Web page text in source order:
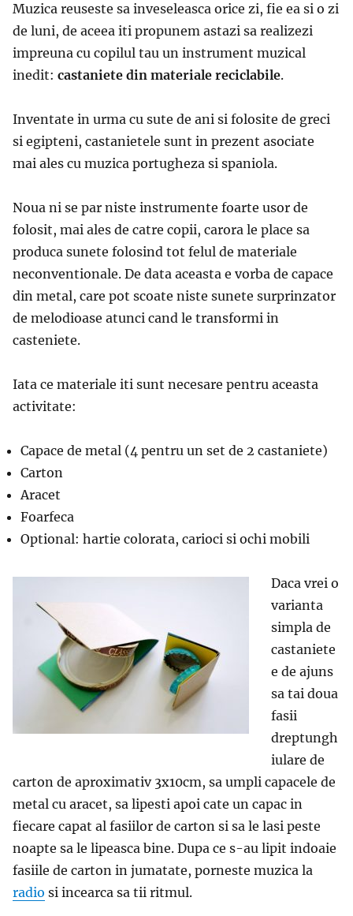
Muzica reuseste sa inveseleasca orice zi, fie ea si o zi
de luni, de aceea iti propunem astazi sa realizezi
impreuna cu copilul tau un instrument muzical
inedit: castaniete din materiale reciclabile.
Inventate in urma cu sute de ani si folosite de greci
si egipteni, castanietele sunt in prezent asociate
mai ales cu muzica portugheza si spaniola.
Noua ni se par niste instrumente foarte usor de
folosit, mai ales de catre copii, carora le place sa
produca sunete folosind tot felul de materiale
neconventionale. De data aceasta e vorba de capace
din metal, care pot scoate niste sunete surprinzator
de melodioase atunci cand le transformi in
casteniete.
Iata ce materiale iti sunt necesare pentru aceasta
activitate:
Capace de metal (4 pentru un set de 2 castaniete)
Carton
Aracet
Foarfeca
Optional: hartie colorata, carioci si ochi mobili
Daca vrei o
varianta
simpla de
castaniete
e de ajuns
sa tai doua
fasii
dreptungh
iulare de
carton de aproximativ 3x10cm, sa umpli capacele de
metal cu aracet, sa lipesti apoi cate un capac in
fiecare capat al fasiilor de carton si sa le lasi peste
noapte sa le lipeasca bine. Dupa ce s-au lipit indoaie
fasiile de carton in jumatate, porneste muzica la
radio si incearca sa tii ritmul.